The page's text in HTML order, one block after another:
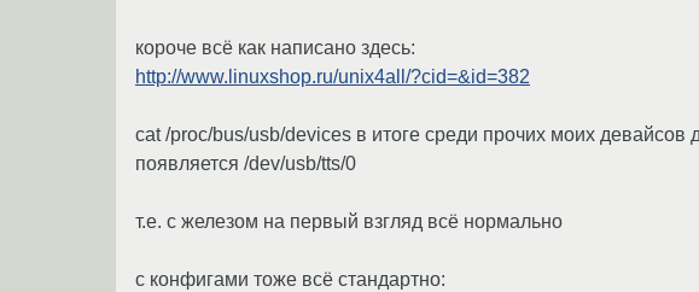
короче всё как написано здесь:
http://www.linuxshop.ru/unix4all/?cid=&id=382
cat /proc/bus/usb/devices в итоге среди прочих моих
появляется /dev/usb/tts/0
т.е. с железом на первый взгляд всё нормально
с конфигами тоже всё стандартно: